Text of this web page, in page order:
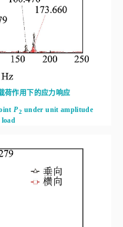
荷作用下的应力响应
P2 under unit amplitude
load